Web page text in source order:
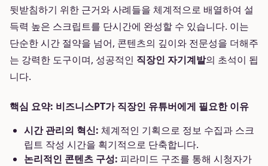
뒷받침하기 위한 근거와 사례들을 체계적으로 배열하여 설
득력 높은 스크립트를 단시간에 완성할 수 있습니다. 이는
단순한 시간 절약을 넘어, 콘텐츠의 깊이와 전문성을 더해주
는 강력한 도구이며, 성공적인 직장인 자기계발의 초석이 됩
니다.
핵심 요약: 비즈니스PT가 직장인 유튜버에게 필요한 이유
시간 관리의 혁신: 체계적인 기획으로 정보 수집과 스크
립트 작성 시간을 획기적으로 단축합니다.
논리적인 콘텐츠 구성: 피라미드 구조를 통해 시청자가